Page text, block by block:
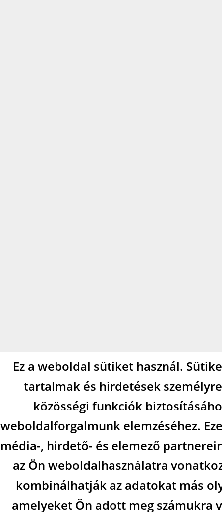
Ez a weboldal sütiket használ.
tartalmak és hirdetések
közösségi funkciók
weboldalforgalmunk elemzéséhez.
média-, hirdető- és elemező
az Ön weboldalhasználatra
kombinálhatják az adatokat más
amelyeket Ön adott meg számukra